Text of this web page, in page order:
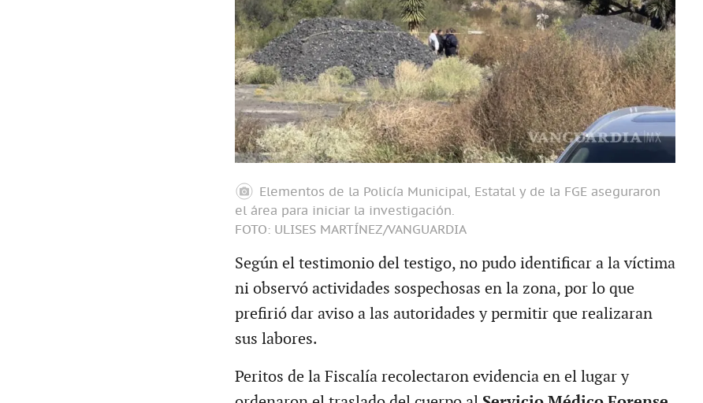
Elementos de la Policía Municipal, Estatal y de la FGE aseguraron
el área para iniciar la investigación.
FOTO: ULISES MARTÍNEZ/VANGUARDIA
Según el testimonio del testigo, no pudo identificar a la víctima
ni observó actividades sospechosas en la zona, por lo que
prefirió dar aviso a las autoridades y permitir que realizaran
sus labores.
Peritos de la Fiscalía recolectaron evidencia en el lugar y